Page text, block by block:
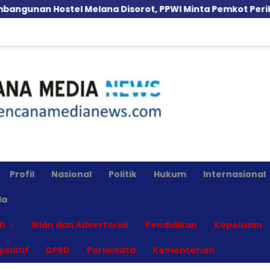
Disorot, PPWI Minta Pemkot Periksa Dugaan
Profil Nasional Politik Hukum Internasional
Iklan dan Advertorial Pendidikan Kepolisian
DPRD Pariwisata Kementerian